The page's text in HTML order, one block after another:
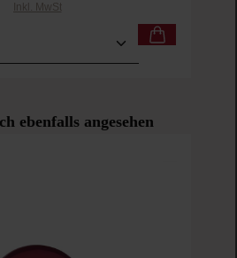
Inkl. MwSt
Gib den gewünschten Wert
ebenfalls angesehen